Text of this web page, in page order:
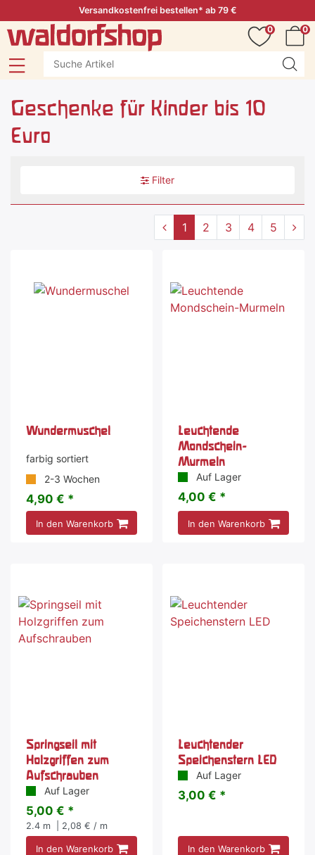
Versandkostenfrei bestellen* ab 79 €
0
0
Geschenke für Kinder bis 10
Euro
Filter
1 2 3 4 5
Wundermuschel
farbig sortiert
2-3 Wochen
4,90 € *
In den Warenkorb
Leuchtende
Mondschein-
Murmeln
Auf Lager
4,00 € *
In den Warenkorb
Springseil mit
Holzgriffen zum
Aufschrauben
Auf Lager
5,00 € *
2.4 m | 2,08 € / m
In den Warenkorb
Leuchtender
Speichenstern LED
Auf Lager
3,00 € *
In den Warenkorb